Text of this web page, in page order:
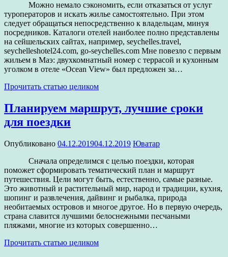
Можно немало сэкономить, если отказаться от услуг
туроператоров и искать жилье самостоятельно. При этом
следует обращаться непосредственно к владельцам, минуя
посредников. Каталоги отелей наиболее полно представлены
на сейшельских сайтах, например, seychelles.travel,
seychelleshotel24.com, go-seychelles.com Мне повезло с первым
жильем в Маэ: двухкомнатный номер с террасой и кухонным
уголком в отеле «Ocean View» был предложен за…
Прочитать статью целиком
Планируем маршрут, лучшие сроки
для поездки
Опубликовано 04.12.201904.12.2019 Юватар
Сначала определимся с целью поездки, которая
поможет сформировать тематический план и маршрут
путешествия. Цели могут быть, естественно, самые разные.
Это животный и растительный мир, народ и традиции, кухня,
шопинг и развлечения, дайвинг и рыбалка, природа
необитаемых островов и многое другое. Но в первую очередь,
страна славится лучшими белоснежными песчаными
пляжами, многие из которых совершенно…
Прочитать статью целиком